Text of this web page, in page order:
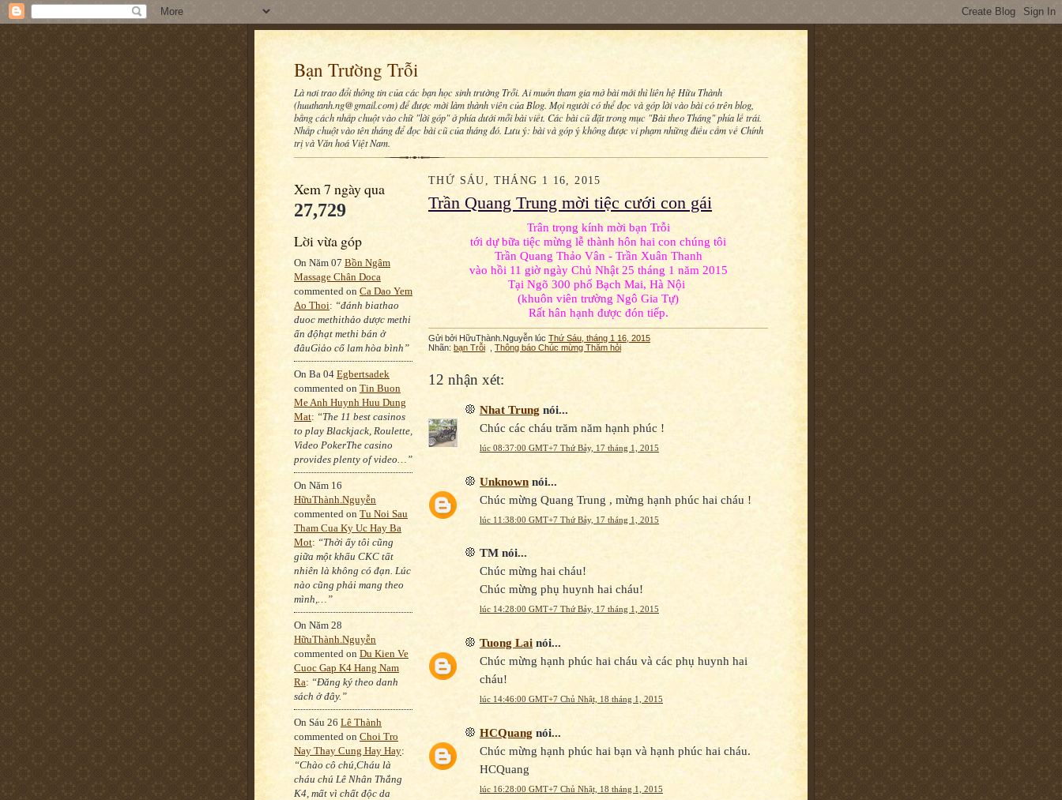
Bạn Trường Trỗi
Là nơi trao đổi thông tin của các bạn học sinh trường Trỗi. Ai muốn tham gia mở bài mới thì liên hệ Hữu Thành
(huuthanh.ng@gmail.com) để được mời làm thành viên của Blog. Mọi người có thể đọc và góp lời vào bài có trên blog,
bằng cách nhấp chuột vào chữ "lời góp" ở phía dưới mỗi bài viết. Các bài cũ đặt trong mục "Bài theo Tháng" phía lề trái.
Nhấp chuột vào tên tháng để đọc bài cũ của tháng đó. Lưu ý: bài và góp ý không được vi phạm những điều cấm về Chính
trị và Văn hoá Việt Nam.
Xem 7 ngày qua
27,729
Lời vừa góp
On Năm 07 Bồn Ngâm
Massage Chân Doca
commented on Ca Dao Yem
Ao Thoi: “đánh biathao
duoc methithảo dược methi
ấn độhạt methi bán ở
đâuGiảo cổ lam hòa bình”
On Ba 04 Egbertsadek
commented on Tin Buon
Me Anh Huynh Huu Dung
Mat: “The 11 best casinos
to play Blackjack, Roulette,
Video PokerThe casino
provides plenty of video…”
On Năm 16
HữuThành.Nguyễn
commented on Tu Noi Sau
Tham Cua Ky Uc Hay Ba
Mot: “Thời ấy tôi cũng
giữa một khẩu CKC tất
nhiên là không có đạn. Lúc
nào cũng phải mang theo
mình,…”
On Năm 28
HữuThành.Nguyễn
commented on Du Kien Ve
Cuoc Gap K4 Hang Nam
Ra: “Đăng ký theo danh
sách ở đây.”
On Sáu 26 Lê Thành
commented on Choi Tro
Nay Thay Cung Hay Hay:
“Chào cô chú,Cháu là
cháu chú Lê Nhân Thắng
K4, mất vì chất độc da
THỨ SÁU, THÁNG 1 16, 2015
Trần Quang Trung mời tiệc cưới con gái
Trân trọng kính mời bạn Trỗi
tới dự bữa tiệc mừng lễ thành hôn hai con chúng tôi
Trần Quang Thảo Vân - Trần Xuân Thanh
vào hồi 11 giờ ngày Chủ Nhật 25 tháng 1 năm 2015
Tại Ngõ 300 phố Bạch Mai, Hà Nội
(khuôn viên trường Ngô Gia Tự)
Rất hân hạnh được đón tiếp.
Gửi bởi HữuThành.Nguyễn lúc Thứ Sáu, tháng 1 16, 2015
Nhãn: bạn Trỗi Thông báo Chúc mừng Thăm hỏi
12 nhận xét:
Nhat Trung nói...
Chúc các cháu trăm năm hạnh phúc !
lúc 08:37:00 GMT+7 Thứ Bảy, 17 tháng 1, 2015
Unknown nói...
Chúc mừng Quang Trung , mừng hạnh phúc hai cháu !
lúc 11:38:00 GMT+7 Thứ Bảy, 17 tháng 1, 2015
TM nói...
Chúc mừng hai cháu!
Chúc mừng phụ huynh hai cháu!
lúc 14:28:00 GMT+7 Thứ Bảy, 17 tháng 1, 2015
Tuong Lai nói...
Chúc mừng hạnh phúc hai cháu và các phụ huynh hai
cháu!
lúc 14:46:00 GMT+7 Chủ Nhật, 18 tháng 1, 2015
HCQuang nói...
Chúc mừng hạnh phúc hai bạn và hạnh phúc hai cháu.
HCQuang
lúc 16:28:00 GMT+7 Chủ Nhật, 18 tháng 1, 2015